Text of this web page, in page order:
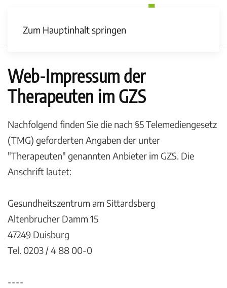
Zum Hauptinhalt springen
Web-Impressum der
Therapeuten im GZS
Nachfolgend finden Sie die nach §5 Telemediengesetz
(TMG) geforderten Angaben der unter
"Therapeuten" genannten Anbieter im GZS. Die
Anschrift lautet:
Gesundheitszentrum am Sittardsberg
Altenbrucher Damm 15
47249 Duisburg
Tel. 0203 / 4 88 00-0
----